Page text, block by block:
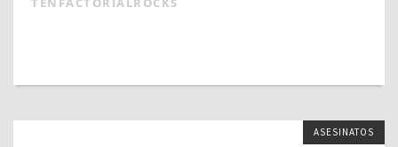
ASESINATOS